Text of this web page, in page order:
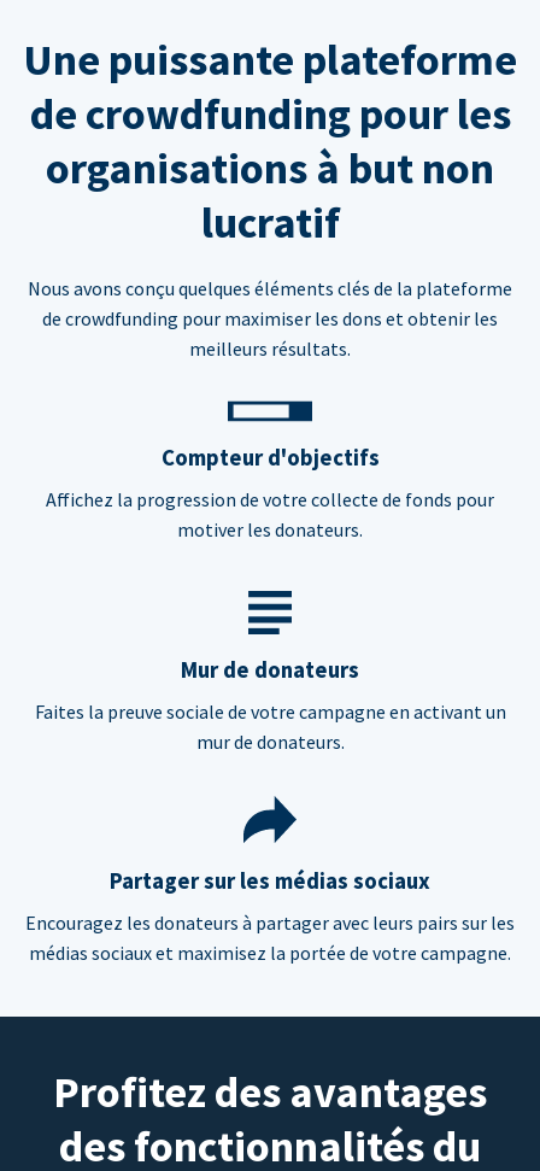
Une puissante plateforme
de crowdfunding pour les
organisations à but non
lucratif
Nous avons conçu quelques éléments clés de la plateforme
de crowdfunding pour maximiser les dons et obtenir les
meilleurs résultats.
Compteur d'objectifs
Affichez la progression de votre collecte de fonds pour
motiver les donateurs.
Mur de donateurs
Faites la preuve sociale de votre campagne en activant un
mur de donateurs.
Partager sur les médias sociaux
Encouragez les donateurs à partager avec leurs pairs sur les
médias sociaux et maximisez la portée de votre campagne.
Profitez des avantages
des fonctionnalités du